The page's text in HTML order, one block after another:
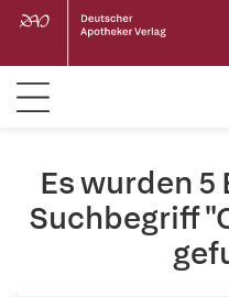
Es wurden 5
Suchbegriff